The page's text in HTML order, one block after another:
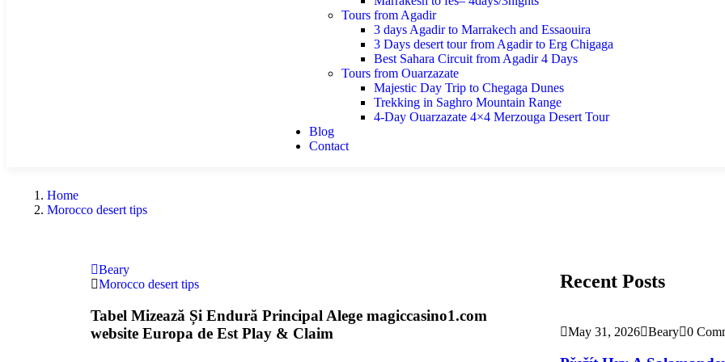
Tours from Agadir
3 days Agadir to Marrakech and Essaouira
3 Days desert tour from Agadir to Erg Chigaga
Best Sahara Circuit from Agadir 4 Days
Tours from Ouarzazate
Majestic Day Trip to Chegaga Dunes
Trekking in Saghro Mountain Range
4-Day Ouarzazate 4×4 Merzouga Desert Tour
Blog
Contact
Home
Morocco desert tips
Beary
Morocco desert tips
Tabel Mizează Și Endură Principal Alege magiccasino1.com
website Europa de Est Play & Claim
Recent Posts
May 31, 2026 Beary 0